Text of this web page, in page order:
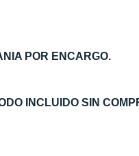
POR ENCARGO.
INCLUIDO SIN